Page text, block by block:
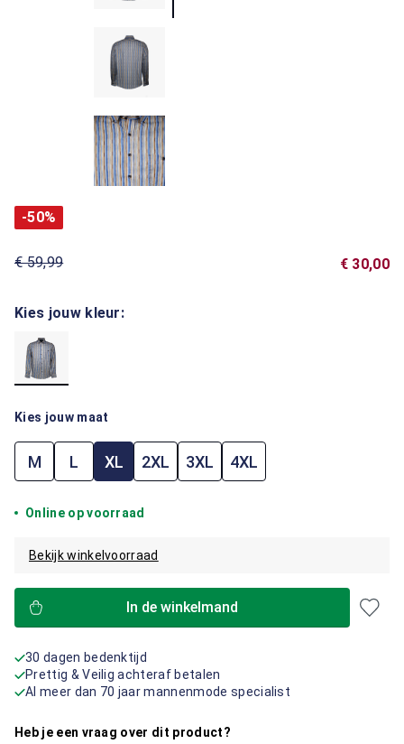
-50%
€ 59,99 € 30,00
Kies jouw kleur:
Kies jouw maat
M L XL 2XL 3XL 4XL
Online op voorraad
Bekijk winkelvoorraad
In de winkelmand
30 dagen bedenktijd
Prettig & Veilig achteraf betalen
Al meer dan 70 jaar mannenmode specialist
Heb je een vraag over dit product?